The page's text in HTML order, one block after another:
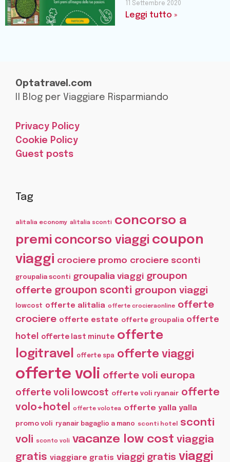
11 Settembre 2020
Leggi tutto »
Optatravel.com
Il Blog per Viaggiare Risparmiando
Privacy Policy
Cookie Policy
Guest posts
Tag
alitalia economy alitalia sconti concorso a
premi concorso viaggi coupon
viaggi crociere promo crociere sconti
groupalia sconti groupalia viaggi groupon
offerte groupon sconti groupon viaggi
lowcost offerte alitalia offerte crocieraonline offerte
crociere offerte estate offerte groupalia offerte
hotel
offerte last minute offerte
logitravel
offerte spa offerte viaggi
offerte voli offerte voli europa
offerte voli lowcost offerte voli ryanair offerte
volo+hotel
offerte volotea offerte yalla yalla
promo voli ryanair bagaglio a mano sconti hotel
sconti
voli
sconto voli vacanze low cost viaggia
gratis viaggiare gratis viaggi gratis viaggi